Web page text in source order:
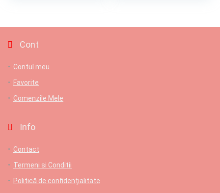
Cont
Contul meu
Favorite
Comenzile Mele
Info
Contact
Termeni si Conditii
Politică de confidențialitate